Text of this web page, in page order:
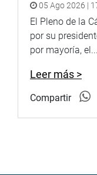
05 Ago 2026 |
El Pleno de la
por su
por mayoría, el...
Leer más >
Compartir